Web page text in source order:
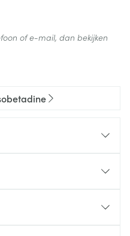
of e-mail, dan bekijken